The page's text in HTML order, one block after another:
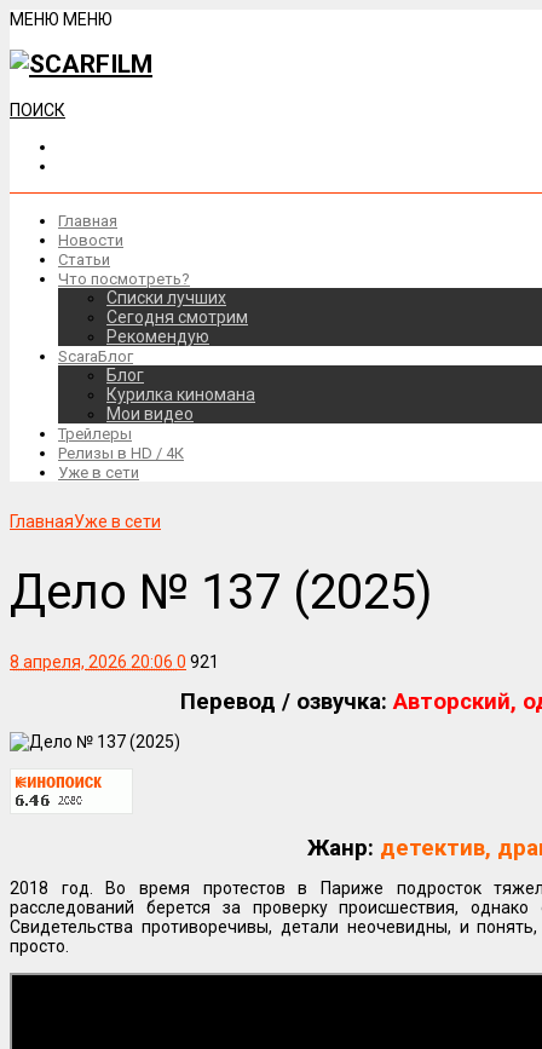
МЕНЮ МЕНЮ
ПОИСК
Главная
Новости
Статьи
Что посмотреть?
Списки лучших
Сегодня смотрим
Рекомендую
ScaraБлог
Блог
Курилка киномана
Мои видео
Трейлеры
Релизы в HD / 4К
Уже в сети
ГлавнаяУже в сети
Дело № 137 (2025)
8 апреля, 2026 20:06 0 921
Перевод / озвучка:Авторский,
Жанр: детектив,
2018 год. Во время протестов в Париже подросток
расследований берется за проверку происшествия,
Свидетельства противоречивы, детали неочевидны, и
просто.